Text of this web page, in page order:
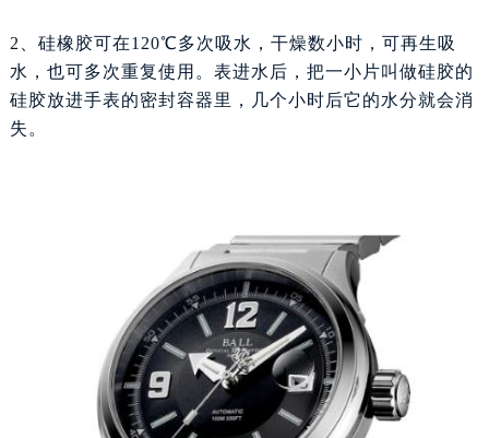
长沙市芙蓉区定王台街道建湘路393号世茂环球金融中心写字楼（芙蓉广场）10层13室（需提前预约）
郑州市二七区铭功路10号华润大厦写字楼29层2905室（需提前预约）
太原市迎泽区解放路15号亨得利名表服务中心（品牌授权店）3层整层（需提前预约）
大连市中山区人民路15号国际金融大厦7层G室（需提前预约）
2、硅橡胶可在120℃多次吸水，干燥数小时，可再生吸
水，也可多次重复使用。表进水后，把一小片叫做硅胶的
硅胶放进手表的密封容器里，几个小时后它的水分就会消
失。